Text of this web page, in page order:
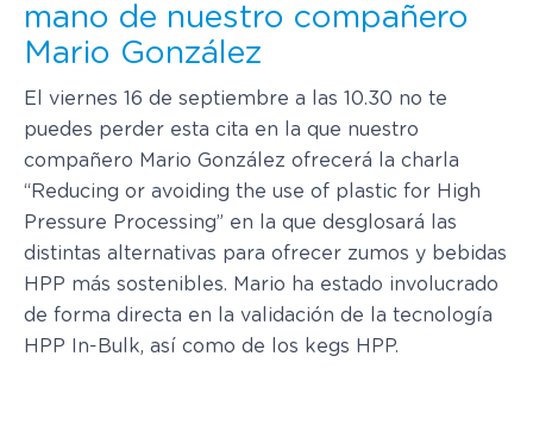
mano de nuestro compañero
Mario González
El viernes 16 de septiembre a las 10.30 no te
puedes perder esta cita en la que nuestro
compañero Mario González ofrecerá la charla
“Reducing or avoiding the use of plastic for High
Pressure Processing” en la que desglosará las
distintas alternativas para ofrecer zumos y bebidas
HPP más sostenibles. Mario ha estado involucrado
de forma directa en la validación de la tecnología
HPP In-Bulk, así como de los kegs HPP.